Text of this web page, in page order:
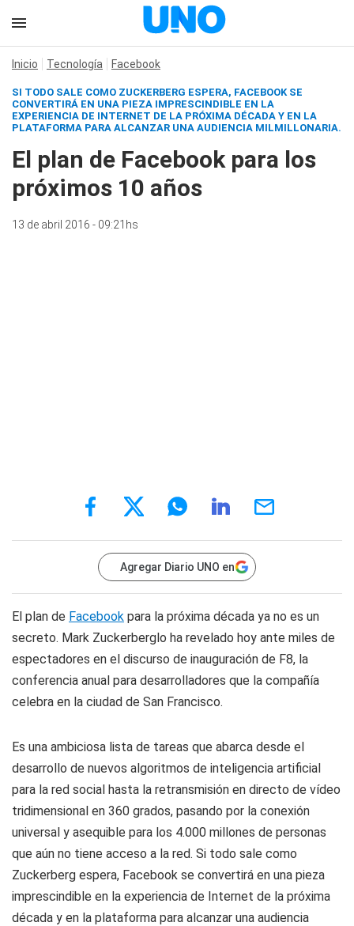
Inicio Tecnología Facebook
SI TODO SALE COMO ZUCKERBERG ESPERA, FACEBOOK SE
CONVERTIRÁ EN UNA PIEZA IMPRESCINDIBLE EN LA
EXPERIENCIA DE INTERNET DE LA PRÓXIMA DÉCADA Y EN LA
PLATAFORMA PARA ALCANZAR UNA AUDIENCIA MILMILLONARIA.
El plan de Facebook para los
próximos 10 años
13 de abril 2016 - 09:21hs
Agregar Diario UNO en
El plan de Facebook para la próxima década ya no es un
secreto. Mark Zuckerberglo ha revelado hoy ante miles de
espectadores en el discurso de inauguración de F8, la
conferencia anual para desarrolladores que la compañía
celebra en la ciudad de San Francisco.
Es una ambiciosa lista de tareas que abarca desde el
desarrollo de nuevos algoritmos de inteligencia artificial
para la red social hasta la retransmisión en directo de vídeo
tridimensional en 360 grados, pasando por la conexión
universal y asequible para los 4.000 millones de personas
que aún no tiene acceso a la red. Si todo sale como
Zuckerberg espera, Facebook se convertirá en una pieza
imprescindible en la experiencia de Internet de la próxima
década y en la plataforma para alcanzar una audiencia